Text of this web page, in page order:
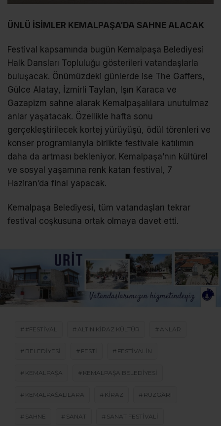
ÜNLÜ İSİMLER KEMALPAŞA’DA SAHNE ALACAK
Festival kapsamında bugün Kemalpaşa Belediyesi
Halk Dansları Topluluğu gösterileri vatandaşlarla
buluşacak. Önümüzdeki günlerde ise The Gaffers,
Gülce Alatay, İzmirli Taylan, Işın Karaca ve
Gazapizm sahne alarak Kemalpaşalılara unutulmaz
anlar yaşatacak. Özellikle hafta sonu
gerçekleştirilecek kortej yürüyüşü, ödül törenleri ve
konser programlarıyla birlikte festivale katılımın
daha da artması bekleniyor. Kemalpaşa’nın kültürel
ve sosyal yaşamına renk katan festival, 7
Haziran’da final yapacak.
Kemalpaşa Belediyesi, tüm vatandaşları tekrar
festival coşkusuna ortak olmaya davet etti.
#FESTIVAL ALTIN KIRAZ KÜLTÜR ANLAR
BELEDIYESI FESTI FESTIVALIN
KEMALPAŞA KEMALPAŞA BELEDIYESI
KEMALPAŞALILARA KIRAZ RÜZGÂRI
SAHNE SANAT SANAT FESTIVALI